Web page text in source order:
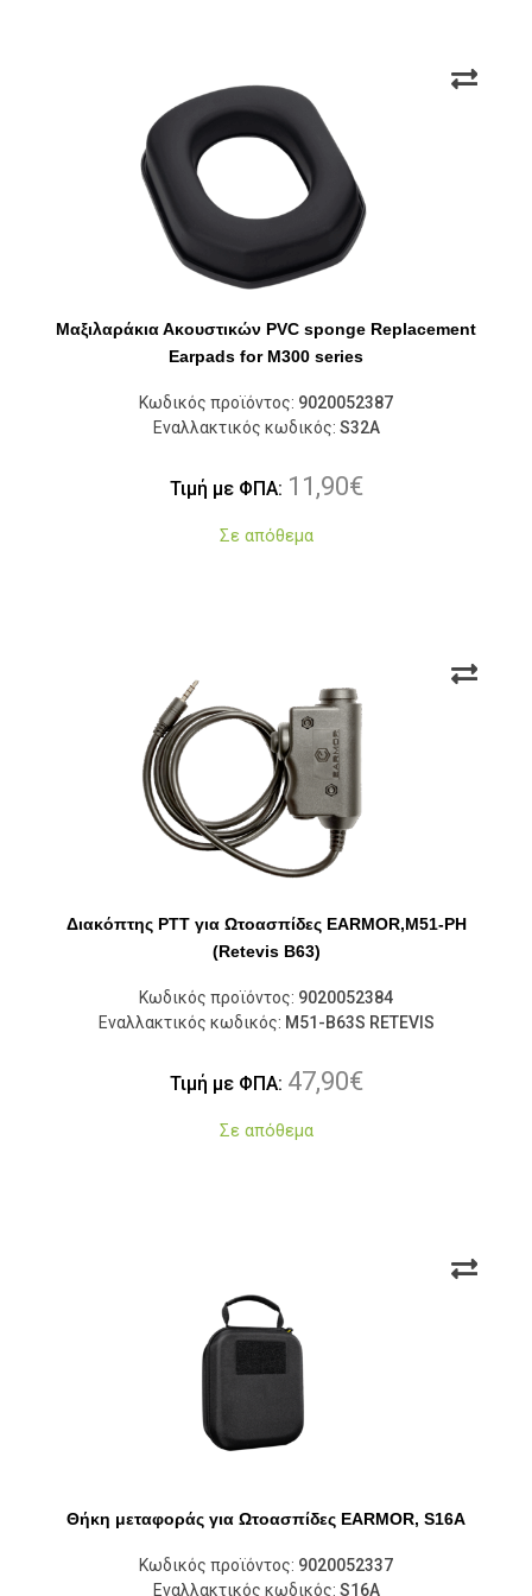
Μαξιλαράκια Ακουστικών PVC sponge Replacement
Earpads for M300 series
Κωδικός προϊόντος: 9020052387
Εναλλακτικός κωδικός: S32A
Τιμή με ΦΠΑ: 11,90€
Σε απόθεμα
Διακόπτης PTT για Ωτοασπίδες EARMOR,M51-PH
(Retevis B63)
Κωδικός προϊόντος: 9020052384
Εναλλακτικός κωδικός: M51-B63S RETEVIS
Τιμή με ΦΠΑ: 47,90€
Σε απόθεμα
Θήκη μεταφοράς για Ωτοασπίδες EARMOR, S16A
Κωδικός προϊόντος: 9020052337
Εναλλακτικός κωδικός: S16A